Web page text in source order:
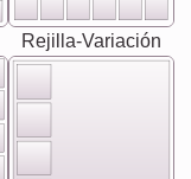
Rejilla-Variación